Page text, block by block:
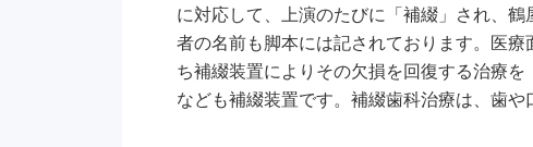
に対応して、上演のたびに「補綴」され、
者の名前も脚本には記されております。医
ち補綴装置によりその欠損を回復する治療
なども補綴装置です。補綴歯科治療は、歯や